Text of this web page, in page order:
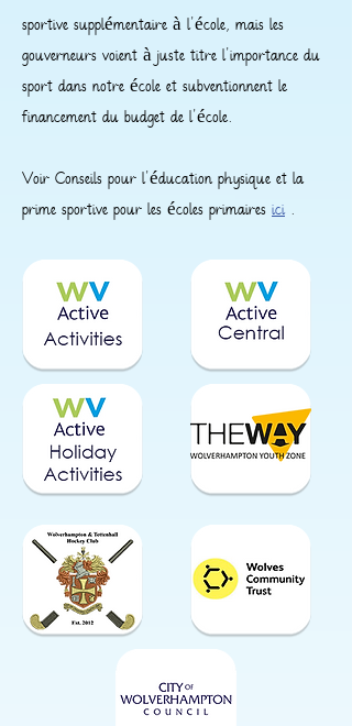
sportive supplémentaire à l'école, mais les
gouverneurs voient à juste titre l'importance du
sport dans notre école et subventionnent le
financement du budget de l'école.
Voir Conseils pour l'éducation physique et la
prime sportive pour les écoles primaires ici.